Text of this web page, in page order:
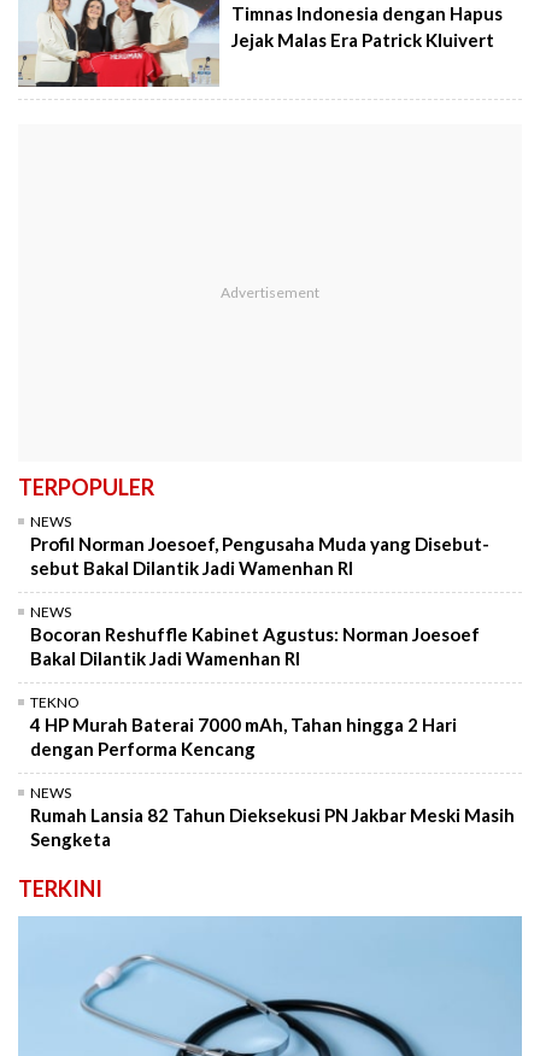
Timnas Indonesia dengan Hapus
Jejak Malas Era Patrick Kluivert
TERPOPULER
NEWS
Profil Norman Joesoef, Pengusaha Muda yang Disebut-
sebut Bakal Dilantik Jadi Wamenhan RI
NEWS
Bocoran Reshuffle Kabinet Agustus: Norman Joesoef
Bakal Dilantik Jadi Wamenhan RI
TEKNO
4 HP Murah Baterai 7000 mAh, Tahan hingga 2 Hari
dengan Performa Kencang
NEWS
Rumah Lansia 82 Tahun Dieksekusi PN Jakbar Meski Masih
Sengketa
TERKINI